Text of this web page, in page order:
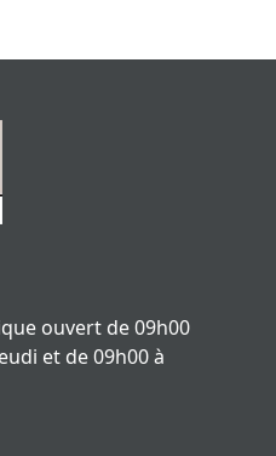
ouvert de 09h00
et de 09h00 à